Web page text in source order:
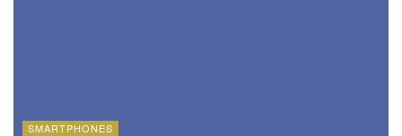
SMARTPHONES